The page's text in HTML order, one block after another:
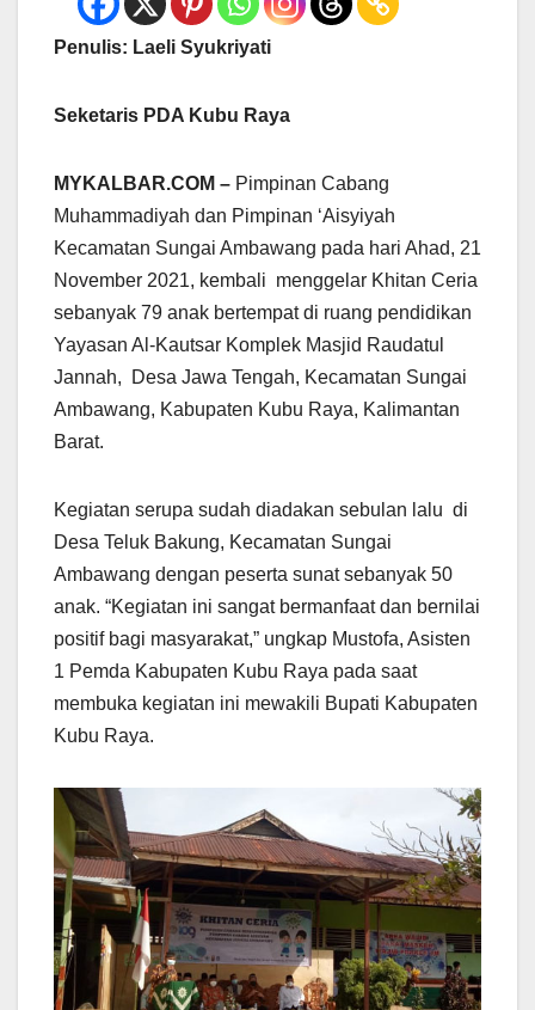
Penulis: Laeli Syukriyati
Seketaris PDA Kubu Raya
MYKALBAR.COM – Pimpinan Cabang
Muhammadiyah dan Pimpinan ‘Aisyiyah
Kecamatan Sungai Ambawang pada hari Ahad, 21
November 2021, kembali menggelar Khitan Ceria
sebanyak 79 anak bertempat di ruang pendidikan
Yayasan Al-Kautsar Komplek Masjid Raudatul
Jannah, Desa Jawa Tengah, Kecamatan Sungai
Ambawang, Kabupaten Kubu Raya, Kalimantan
Barat.
Kegiatan serupa sudah diadakan sebulan lalu di
Desa Teluk Bakung, Kecamatan Sungai
Ambawang dengan peserta sunat sebanyak 50
anak. “Kegiatan ini sangat bermanfaat dan bernilai
positif bagi masyarakat,” ungkap Mustofa, Asisten
1 Pemda Kabupaten Kubu Raya pada saat
membuka kegiatan ini mewakili Bupati Kabupaten
Kubu Raya.